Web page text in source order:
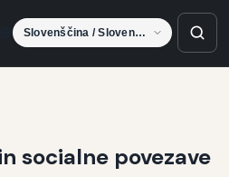
socialne povezave